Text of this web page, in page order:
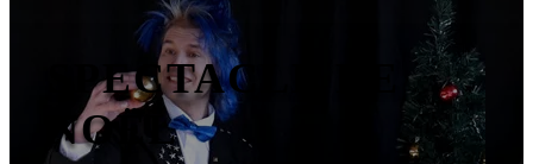
SPECTACLE DE
NOËL